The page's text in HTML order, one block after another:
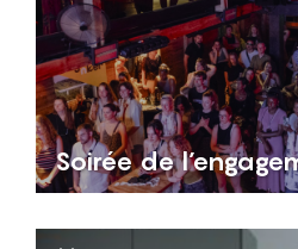
Soirée de